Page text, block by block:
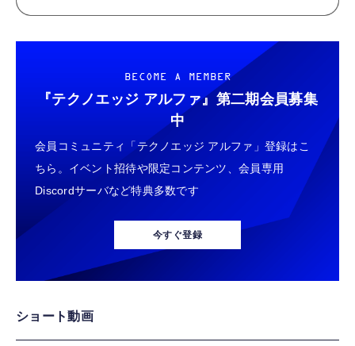
BECOME A MEMBER
『テクノエッジ アルファ』 第二期会員募集
中
会員コミュニティ「テクノエッジ アルファ」登録はこ
ちら。イベント招待や限定コンテンツ、会員専用
Discordサーバなど特典多数です
今すぐ登録
ショート動画